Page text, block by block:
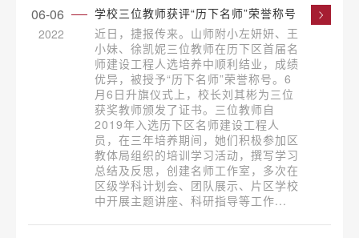
06-06
2022
学校三位教师获评“历下名师”荣誉称号
近日，捷报传来。山师附小左妍妍、王
小妹、徐凯妮三位教师在历下区首届名
师建设工程人选培养中顺利结业，成绩
优异，被授予“历下名师”荣誉称号。6
月6日升旗仪式上，校长刘其彬为三位
获奖教师颁发了证书。三位教师自
2019年入选历下区名师建设工程人
员，在三年培养期间，她们积极参加区
教体局组织的培训学习活动，撰写学习
总结及反思，创建名师工作室，多次在
区级学科计划会、团队展示、片区学校
中开展主题讲座、科研指导等工作...